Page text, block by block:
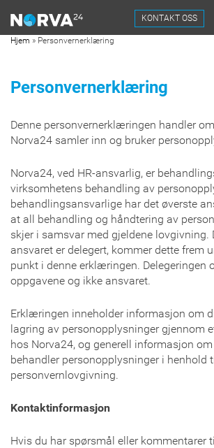
KONTAKT OSS
Hjem » Personvernerklæring
Personvernerklæring
Denne personvernerklæringen handler
Norva24 samler inn og bruker
Norva24, ved HR-ansvarlig, er
virksomhetens behandling av
behandlingsansvarlige har det øverste
at all behandling og håndtering av
skjer i samsvar med gjeldene lovgivning.
ansvaret er delegert, kommer dette frem
punkt i denne erklæringen. Delegeringen
oppgavene og ikke ansvaret.
Erklæringen inneholder informasjon om
lagring av personopplysninger gjennom
hos Norva24, og generell informasjon
behandler personopplysninger i henhold
personvernlovgivning.
Kontaktinformasjon
Hvis du har spørsmål eller kommentarer